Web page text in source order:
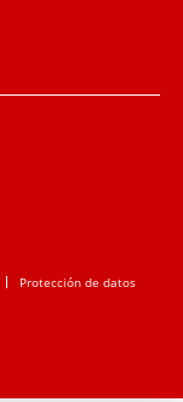
Protección de datos